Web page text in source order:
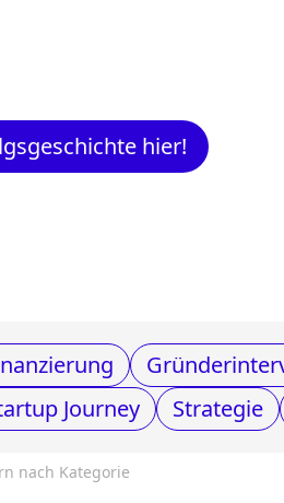
hier!
Journey
Strategie
nach Kategorie